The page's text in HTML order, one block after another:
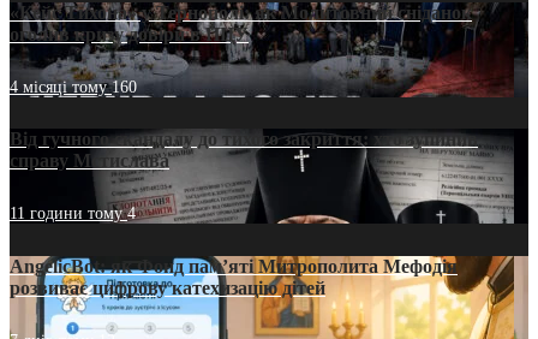
«Кейс Тихона» у Тернополі: як Молитовний сніданок
оголив кризу довіри в ПЦУ
4 місяці тому160
Від гучного скандалу до тихого закриття: хто зупинив
справу Мстислава
11 години тому4
AngelicBot: як Фонд пам’яті Митрополита Мефодія
розвиває цифрову катехизацію дітей